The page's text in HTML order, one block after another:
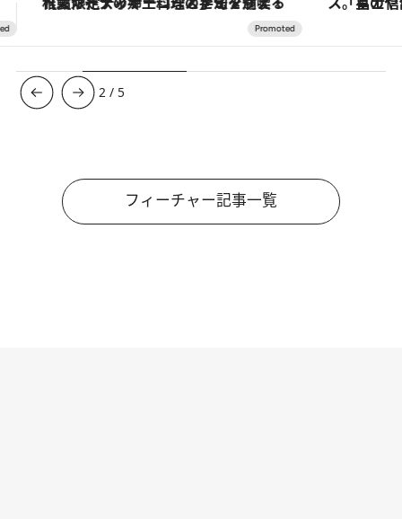
3 / 5
フィーチャー記事一覧